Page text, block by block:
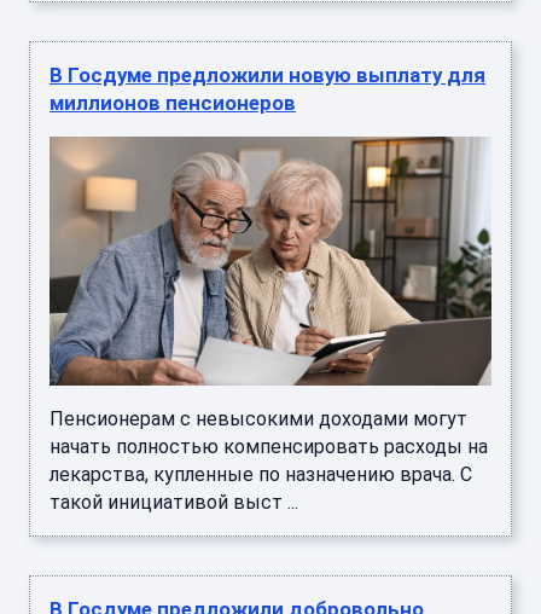
В Госдуме предложили новую выплату для
миллионов пенсионеров
Пенсионерам с невысокими доходами могут
начать полностью компенсировать расходы на
лекарства, купленные по назначению врача. С
такой инициативой выст ...